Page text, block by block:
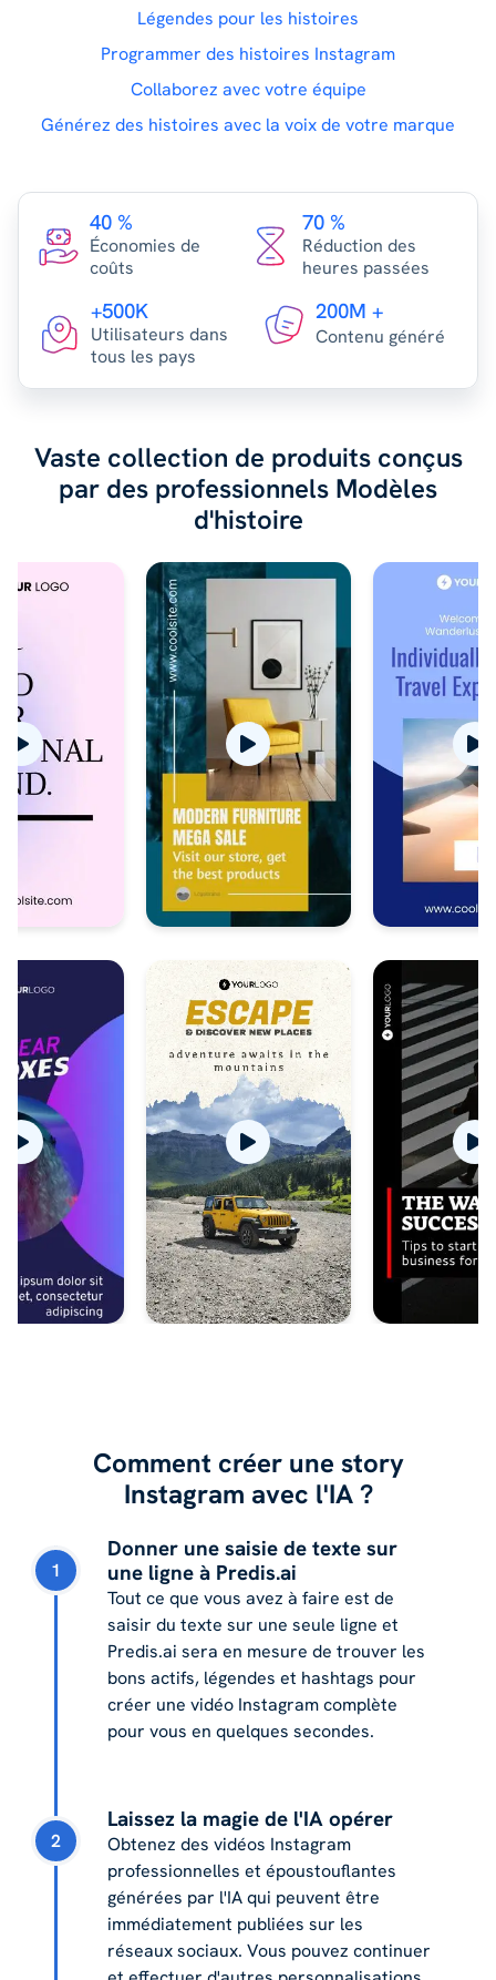
Légendes pour les histoires
Programmer des histoires Instagram
Collaborez avec votre équipe
Générez des histoires avec la voix de votre marque
40 %
Économies de
coûts
70 %
Réduction des
heures passées
+500K
Utilisateurs dans
tous les pays
200M +
Contenu généré
Vaste collection de produits conçus
par des professionnels Modèles
d'histoire
Comment créer une story
Instagram avec l'IA ?
1
Donner une saisie de texte sur
une ligne à Predis.ai
Tout ce que vous avez à faire est de
saisir du texte sur une seule ligne et
Predis.ai sera en mesure de trouver les
bons actifs, légendes et hashtags pour
créer une vidéo Instagram complète
pour vous en quelques secondes.
2
Laissez la magie de l'IA opérer
Obtenez des vidéos Instagram
professionnelles et époustouflantes
générées par l'IA qui peuvent être
immédiatement publiées sur les
réseaux sociaux. Vous pouvez continuer